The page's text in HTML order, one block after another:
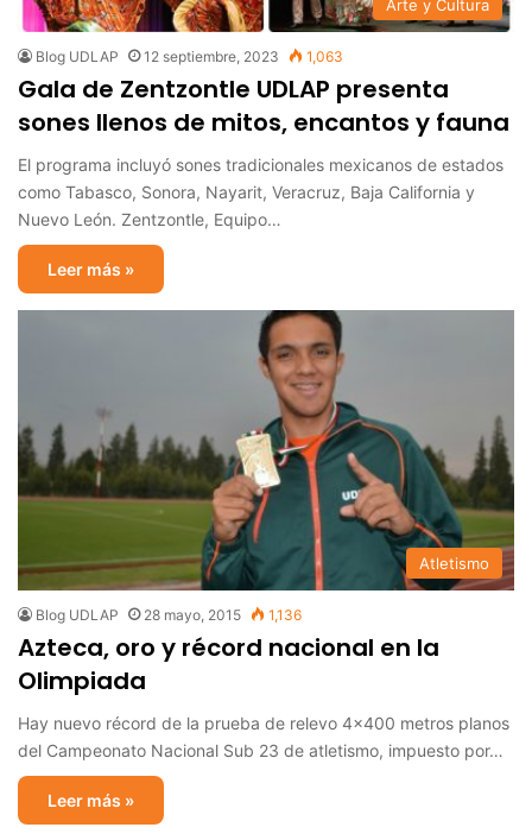
Arte y Cultura
Blog UDLAP 12 septiembre, 2023 1,063
Gala de Zentzontle UDLAP presenta
sones llenos de mitos, encantos y fauna
El programa incluyó sones tradicionales mexicanos de estados
como Tabasco, Sonora, Nayarit, Veracruz, Baja California y
Nuevo León. Zentzontle, Equipo…
Leer más »
Atletismo
Blog UDLAP 28 mayo, 2015 1,136
Azteca, oro y récord nacional en la
Olimpiada
Hay nuevo récord de la prueba de relevo 4×400 metros planos
del Campeonato Nacional Sub 23 de atletismo, impuesto por…
Leer más »